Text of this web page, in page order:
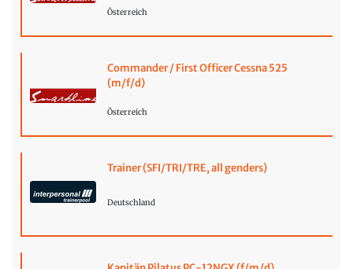
Österreich
Commander / First Officer Cessna 525
(m/f/d)
Österreich
Trainer (SFI/TRI/TRE, all genders)
Deutschland